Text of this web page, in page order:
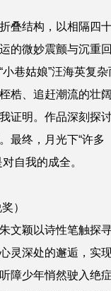
叠结构，以相隔四
的微妙震颤与沉重
巷姑娘”汪海英复杂
梏、追赶潮流的壮
证明。作品深刻探
最终，月光下“许多
自我的成全。
）
文颖以诗性笔触探
灵深处的邂逅，实
障少年悄然驶入绝